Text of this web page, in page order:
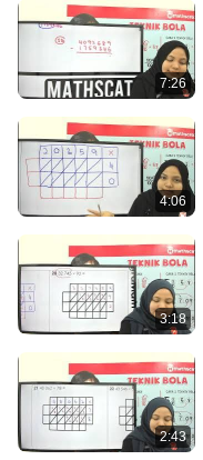
7:26
4:06
3:18
2:43